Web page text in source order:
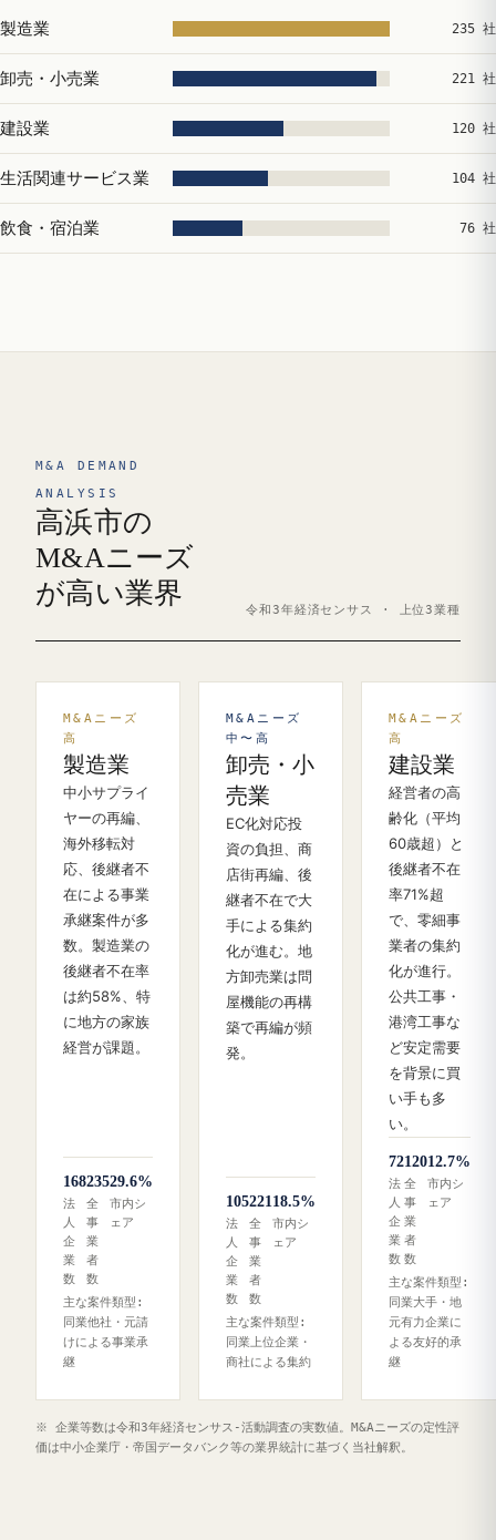
製造業 235 社
卸売・小売業 221 社
建設業 120 社
生活関連サービス業 104 社
飲食・宿泊業 76 社
M&A DEMAND
ANALYSIS
高浜市の
M&Aニーズ
が高い業界
令和3年経済センサス · 上位3業種
M&Aニーズ
高
製造業
中小サプライ
ヤーの再編、
海外移転対
応、後継者不
在による事業
承継案件が多
数。製造業の
後継者不在率
は約58%、特
に地方の家族
経営が課題。
168
法
人
企
業
数
235
全
事
業
者
数
29.6%
市内シ
ェア
主な案件類型:
同業他社・元請
けによる事業承
継
M&Aニーズ
中〜高
卸売・小
売業
EC化対応投
資の負担、商
店街再編、後
継者不在で大
手による集約
化が進む。地
方卸売業は問
屋機能の再構
築で再編が頻
発。
105
法
人
企
業
数
221
全
事
業
者
数
18.5%
市内シ
ェア
主な案件類型:
同業上位企業・
商社による集約
M&Aニーズ
高
建設業
経営者の高
齢化（平均
60歳超）と
後継者不在
率71%超
で、零細事
業者の集約
化が進行。
公共工事・
港湾工事な
ど安定需要
を背景に買
い手も多
い。
72
法
人
企
業
数
120
全
事
業
者
数
12.7%
市内シ
ェア
主な案件類型:
同業大手・地
元有力企業に
よる友好的承
継
※ 企業等数は令和3年経済センサス‐活動調査の実数値。M&Aニーズの定性評
価は中小企業庁・帝国データバンク等の業界統計に基づく当社解釈。